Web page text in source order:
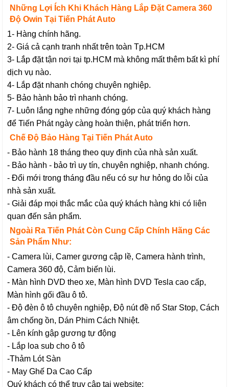
Những Lợi Ích Khi Khách Hàng Lắp Đặt Camera 360
Độ Owin Tại Tiến Phát Auto
1- Hàng chính hãng.
2- Giá cả cạnh tranh nhất trên toàn Tp.HCM
3- Lắp đặt tận nơi tại tp.HCM mà không mất thêm bất kì phí
dịch vụ nào.
4- Lắp đặt nhanh chóng chuyên nghiệp.
5- Bảo hành bảo trì nhanh chóng.
7- Luôn lắng nghe những đóng góp của quý khách hàng
để Tiến Phát ngày càng hoàn thiện, phát triển hơn.
Chế Độ Bảo Hàng Tại Tiến Phát Auto
- Bảo hành 18 tháng theo quy định của nhà sản xuất.
- Bảo hành - bảo trì uy tín, chuyên nghiệp, nhanh chóng.
- Đổi mới trong tháng đầu nếu có sự hư hỏng do lỗi của
nhà sản xuất.
- Giải đáp mọi thắc mắc của quý khách hàng khi có liên
quan đến sản phẩm.
Ngoài Ra Tiến Phát Còn Cung Cấp Chính Hãng Các
Sản Phẩm Như:
- Camera lùi, Camer gương cập lề, Camera hành trình,
Camera 360 độ, Cảm biến lùi.
- Màn hình DVD theo xe, Màn hình DVD Tesla cao cấp,
Màn hình gối đầu ô tô.
- Độ đèn ô tô chuyên nghiệp, Độ nút đề nổ Star Stop, Cách
âm chống ồn, Dán Phim Cách Nhiệt.
- Lên kính gập gương tự động
- Lắp loa sub cho ô tô
-Thảm Lót Sàn
- May Ghế Da Cao Cấp
Quý khách có thể truy cập tại website: